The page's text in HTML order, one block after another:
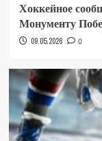
Хоккейное
Монументу
09.05.2026 0